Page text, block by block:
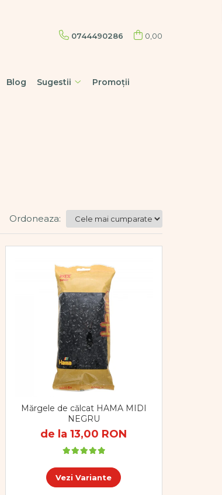
0744490286 0,00
Blog Sugestii Promoții
Ordoneaza:
Mărgele de călcat HAMA MIDI
NEGRU
de la 13,00 RON
Vezi Variante